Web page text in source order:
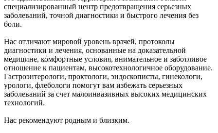
специализированный центр предотвращения серьезных
заболеваний, точной диагностики и быстрого лечения без
боли.
Нас отличают мировой уровень врачей, протоколы
диагностики и лечения, основанные на доказательной
медицине, комфортные условия, внимательное и заботливое
отношение к пациентам, высокотехнологичное оборудование.
Гастроэнтерологи, проктологи, эндоскописты, гинекологи,
урологи, флебологи помогут вам избежать серьезных
заболеваний за счет малоинвазивных высоких медицинских
технологий.
Нас рекомендуют родным и близким.